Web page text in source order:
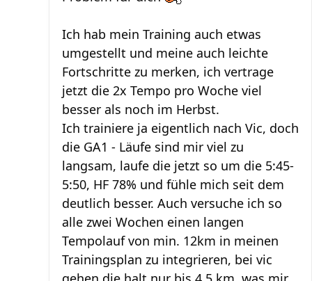
Ich hab mein Training auch etwas
umgestellt und meine auch leichte
Fortschritte zu merken, ich vertrage
jetzt die 2x Tempo pro Woche viel
besser als noch im Herbst.
Ich trainiere ja eigentlich nach Vic, doch
die GA1 - Läufe sind mir viel zu
langsam, laufe die jetzt so um die 5:45-
5:50, HF 78% und fühle mich seit dem
deutlich besser. Auch versuche ich so
alle zwei Wochen einen langen
Tempolauf von min. 12km in meinen
Trainingsplan zu integrieren, bei vic